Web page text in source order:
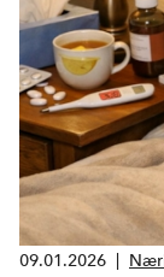
renhold,
09.01.2026